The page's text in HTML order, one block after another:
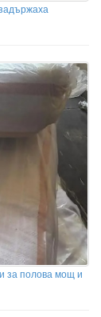
за полова мощ и